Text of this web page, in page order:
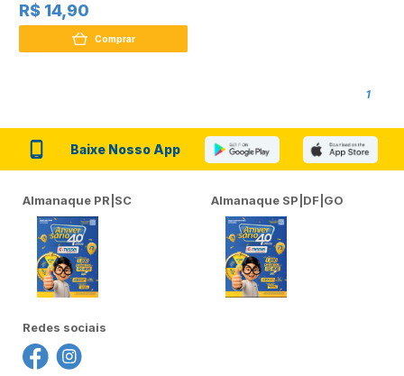
R$ 14,90
Comprar
1
Baixe Nosso App
Almanaque PR|SC Almanaque SP|DF|GO
Redes sociais